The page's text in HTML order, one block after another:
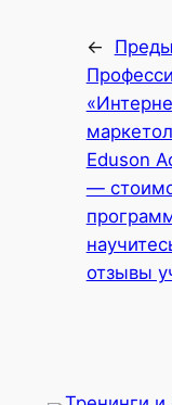
←
Eduson
—
отзывы